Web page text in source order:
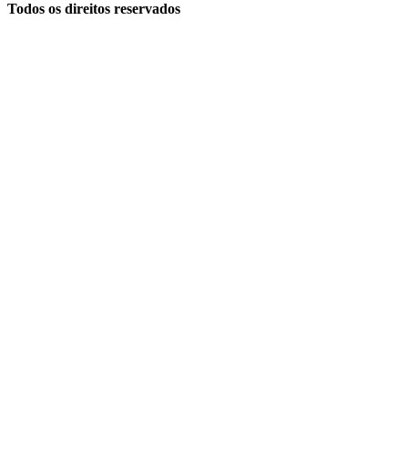
Todos os direitos reservados